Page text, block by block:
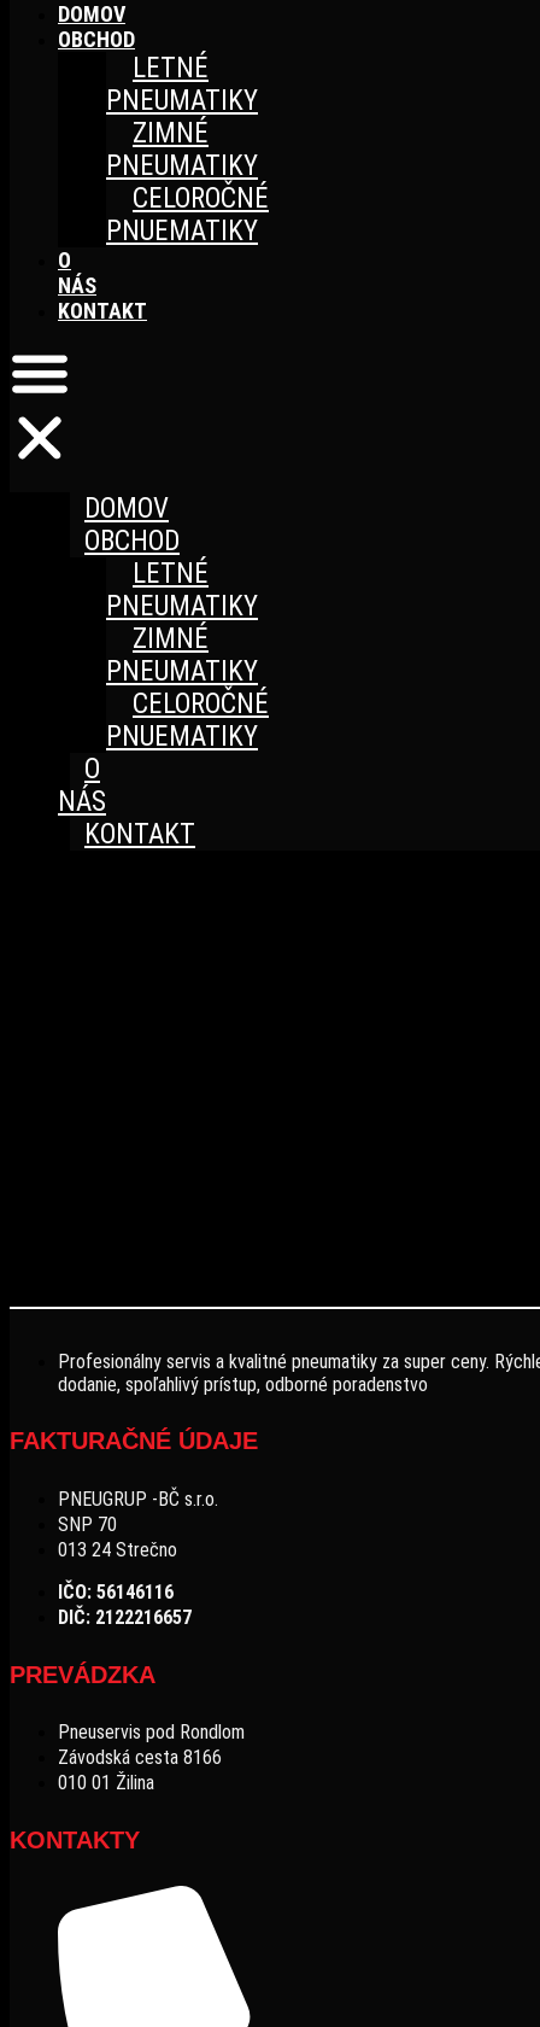
DOMOV
OBCHOD
LETNÉ
PNEUMATIKY
ZIMNÉ
PNEUMATIKY
CELOROČNÉ
PNUEMATIKY
O
NÁS
KONTAKT
DOMOV
OBCHOD
LETNÉ
PNEUMATIKY
ZIMNÉ
PNEUMATIKY
CELOROČNÉ
PNUEMATIKY
O
NÁS
KONTAKT
Profesionálny servis a kvalitné pneumatiky za super ceny.
dodanie, spoľahlivý prístup, odborné poradenstvo
FAKTURAČNÉ ÚDAJE
PNEUGRUP -BČ s.r.o.
SNP 70
013 24 Strečno
IČO: 56146116
DIČ: 2122216657
PREVÁDZKA
Pneuservis pod Rondlom
Závodská cesta 8166
010 01 Žilina
KONTAKTY